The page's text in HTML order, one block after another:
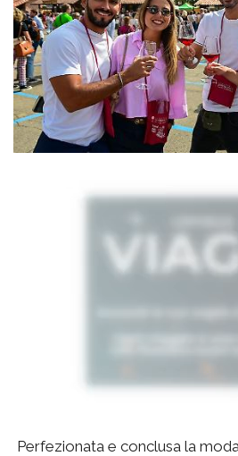
Perfezionata e conclusa la